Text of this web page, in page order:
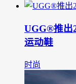
UGG®推出
运动鞋
时尚